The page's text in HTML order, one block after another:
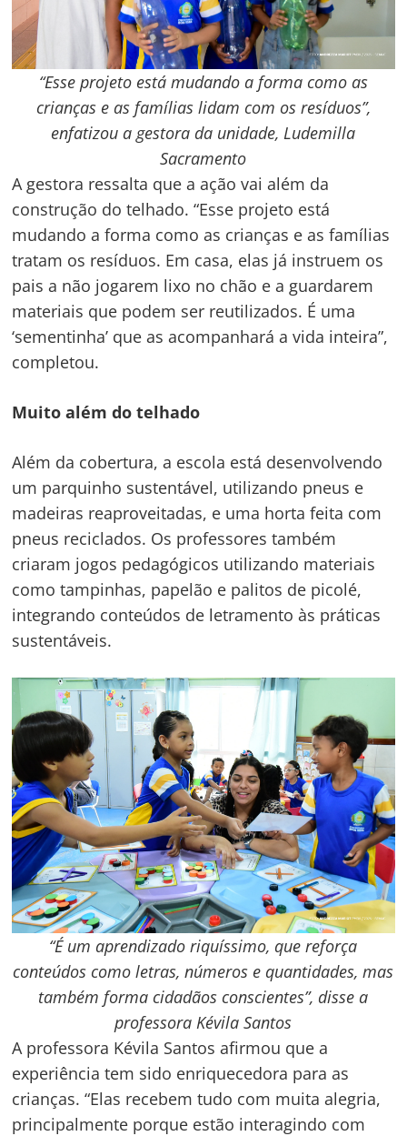
“Esse projeto está mudando a forma como as
crianças e as famílias lidam com os resíduos”,
enfatizou a gestora da unidade, Ludemilla
Sacramento
A gestora ressalta que a ação vai além da
construção do telhado. “Esse projeto está
mudando a forma como as crianças e as famílias
tratam os resíduos. Em casa, elas já instruem os
pais a não jogarem lixo no chão e a guardarem
materiais que podem ser reutilizados. É uma
‘sementinha’ que as acompanhará a vida inteira”,
completou.
Muito além do telhado
Além da cobertura, a escola está desenvolvendo
um parquinho sustentável, utilizando pneus e
madeiras reaproveitadas, e uma horta feita com
pneus reciclados. Os professores também
criaram jogos pedagógicos utilizando materiais
como tampinhas, papelão e palitos de picolé,
integrando conteúdos de letramento às práticas
sustentáveis.
“É um aprendizado riquíssimo, que reforça
conteúdos como letras, números e quantidades, mas
também forma cidadãos conscientes”, disse a
professora Kévila Santos
A professora Kévila Santos afirmou que a
experiência tem sido enriquecedora para as
crianças. “Elas recebem tudo com muita alegria,
principalmente porque estão interagindo com